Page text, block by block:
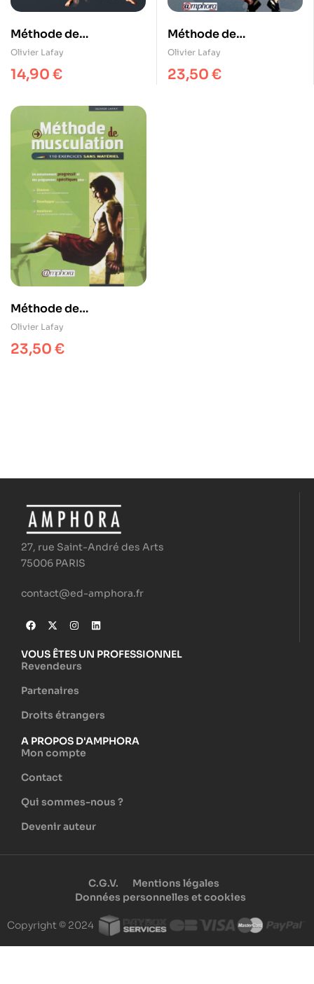
Méthode de
musculation – Méthode
Lafay
Olivier Lafay
14,90 €
Méthode de
musculation au féminin
– Méthode Lafay
Olivier Lafay
23,50 €
Méthode de
musculation – Méthode
Lafay
Olivier Lafay
23,50 €
27, rue Saint-André des Arts
75006 PARIS
contact@ed-amphora.fr
VOUS ÊTES UN PROFESSIONNEL
Revendeurs
Partenaires
Droits étrangers
A PROPOS D'AMPHORA
Mon compte
Contact
Qui sommes-nous ?
Devenir auteur
C.G.V.
Mentions légales
Données personnelles et cookies
Copyright © 2024